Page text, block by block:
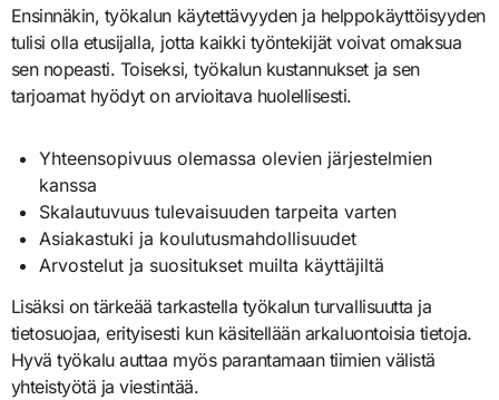
Ensinnäkin, työkalun käytettävyyden ja helppokäyttöisyyden
tulisi olla etusijalla, jotta kaikki työntekijät voivat omaksua
sen nopeasti. Toiseksi, työkalun kustannukset ja sen
tarjoamat hyödyt on arvioitava huolellisesti.
Yhteensopivuus olemassa olevien järjestelmien
kanssa
Skalautuvuus tulevaisuuden tarpeita varten
Asiakastuki ja koulutusmahdollisuudet
Arvostelut ja suositukset muilta käyttäjiltä
Lisäksi on tärkeää tarkastella työkalun turvallisuutta ja
tietosuojaa, erityisesti kun käsitellään arkaluontoisia tietoja.
Hyvä työkalu auttaa myös parantamaan tiimien välistä
yhteistyötä ja viestintää.